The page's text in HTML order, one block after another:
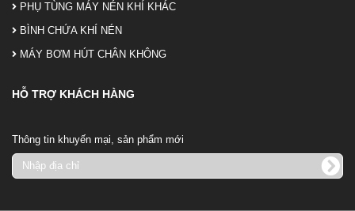
PHỤ TÙNG MÁY NÉN KHÍ KHÁC
BÌNH CHỨA KHÍ NÉN
MÁY BƠM HÚT CHÂN KHÔNG
HỖ TRỢ KHÁCH HÀNG
Thông tin khuyến mại, sản phẩm mới